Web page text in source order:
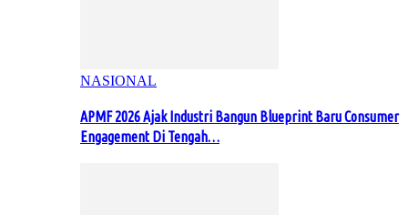
NASIONAL
APMF 2026 Ajak Industri Bangun Blueprint Baru Consumer
Engagement Di Tengah…